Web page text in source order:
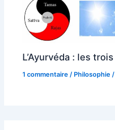
L’Ayurvéda : les
1 commentaire / Philosophie